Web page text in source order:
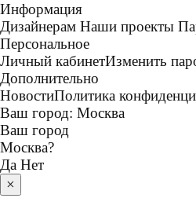
Информация
Дизайнерам Наши проекты
Персональное
Личный кабинетИзменить
Дополнительно
НовостиПолитика
Ваш город: Москва
Ваш город
Москва?
Да Нет
×